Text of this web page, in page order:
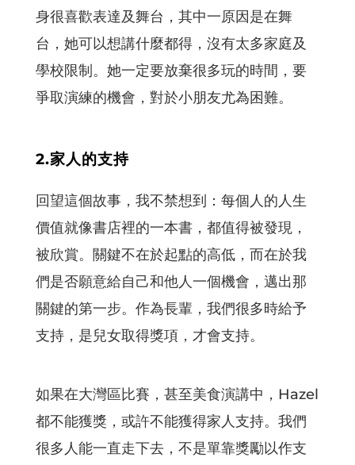
身很喜歡表達及舞台，其中一原因是在舞
台，她可以想講什麼都得，沒有太多家庭及
學校限制。她一定要放棄很多玩的時間，要
爭取演練的機會，對於小朋友尤為困難。
2.家人的支持
回望這個故事，我不禁想到：每個人的人生
價值就像書店裡的一本書，都值得被發現，
被欣賞。關鍵不在於起點的高低，而在於我
們是否願意給自己和他人一個機會，邁出那
關鍵的第一步。作為長輩，我們很多時給予
支持，是兒女取得獎項，才會支持。
如果在大灣區比賽，甚至美食演講中，Hazel
都不能獲獎，或許不能獲得家人支持。我們
很多人能一直走下去，不是單靠獎勵以作支